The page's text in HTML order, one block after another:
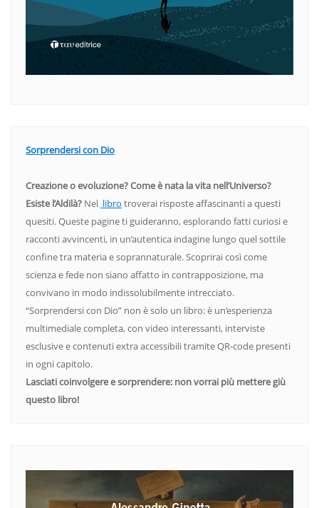
Sorprendersi con Dio
Creazione o evoluzione? Come è nata la vita nell’Universo?
Esiste l’Aldilà? Nel libro troverai risposte affascinanti a questi
quesiti. Queste pagine ti guideranno, esplorando fatti curiosi e
racconti avvincenti, in un’autentica indagine lungo quel sottile
confine tra materia e soprannaturale. Scoprirai così come
scienza e fede non siano affatto in contrapposizione, ma
convivano in modo indissolubilmente intrecciato.
“Sorprendersi con Dio” non è solo un libro: è un’esperienza
multimediale completa, con video interessanti, interviste
esclusive e contenuti extra accessibili tramite QR-code presenti
in ogni capitolo.
Lasciati coinvolgere e sorprendere: non vorrai più mettere giù
questo libro!